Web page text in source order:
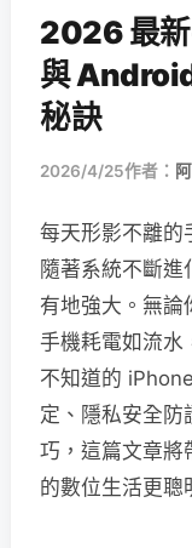
2026 最
與
秘訣
2026/4/25作者：
每天形影不離的
隨著系統不斷
有地強大。無論
手機耗電如流水
不知道的
定、隱私安全防
巧，這篇文章將
的數位生活更聰